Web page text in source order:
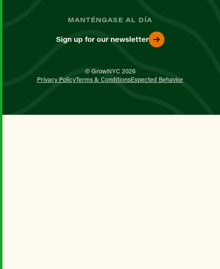
MANTÉNGASE AL DÍA
Sign up for our newsletter
© GrowNYC 2026
Privacy PolicyTerms & ConditionsExpected Behavior